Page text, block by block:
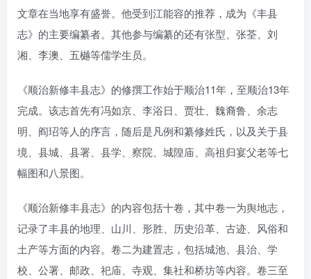
文章在当地享有盛誉。他受到江能容的推荐，成为《丰县
志》的主要编纂者。其他参与编纂的还有张型、张荃、刘
湘、李澳、五樾等儒学生员。
《顺治新修丰县志》的修撰工作始于顺治11年，至顺治13年
完成。该志首先有冯如京、李浴日、贾壮、魏裔鲁、余志
明、阎玿等人的序言，随后是凡例和纂修姓氏，以及关于县
境、县城、县署、县学、察院、城隍庙、高祖归宴父老等七
幅图和八景图。
《顺治新修丰县志》的内容包括十卷，其中卷一为舆地志，
记录了丰县的地理、山川、形胜、历史沿革、古迹、风俗和
土产等方面的内容。卷二为建置志，包括城池、县治、学
校、公署、邮政、祀庙、寺观、集社和桥坊等内容。卷三至